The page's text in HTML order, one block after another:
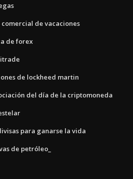
de vacaciones
de forex
de lockheed martin
del día de la criptomoneda
para ganarse la vida
de petróleo_